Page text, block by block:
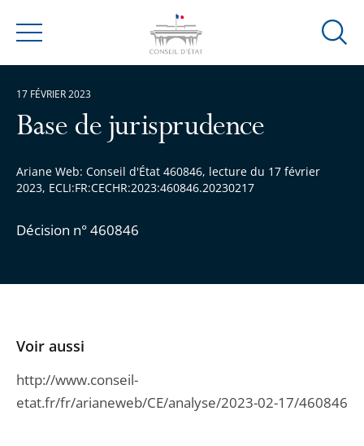
Menu
Ouvrir
Base de jurisprudence
Ariane Web: Conseil d'État 460846, lecture du 17 février
2023, ECLI:FR:CECHR:2023:460846.20230217
Décision n° 460846
17 FÉVRIER 2023
Voir aussi
http://www.conseil-
etat.fr/fr/arianeweb/CE/analyse/2023-02-17/460846